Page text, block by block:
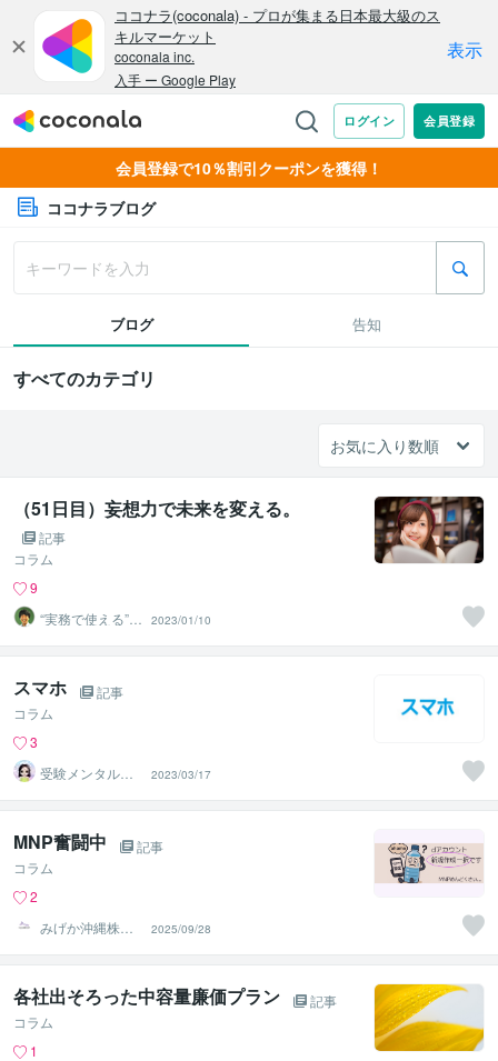
会員登録で10％割引クーポンを獲得！
ココナラブログ
ブログ 告知
すべてのカテゴリ
（51日目）妄想力で未来を変える。
記事
コラム
9
“実務で使える”改
善パートナー／
かめきち
2023/01/10
スマホ
記事
コラム
3
受験メンタルト
レーナー イロ
ハル
2023/03/17
MNP奮闘中
記事
コラム
2
みげか沖縄株式
会社
2025/09/28
各社出そろった中容量廉価プラン
記事
コラム
1